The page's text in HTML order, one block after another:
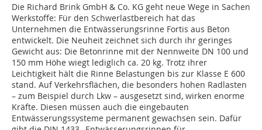
Die Richard Brink GmbH & Co. KG geht neue Wege in Sachen
Werkstoffe: Für den Schwerlastbereich hat das
Unternehmen die Entwässerungsrinne Fortis aus Beton
entwickelt. Die Neuheit zeichnet sich durch ihr geringes
Gewicht aus: Die Betonrinne mit der Nennweite DN 100 und
150 mm Höhe wiegt lediglich ca. 20 kg. Trotz ihrer
Leichtigkeit hält die Rinne Belastungen bis zur Klasse E 600
stand. Auf Verkehrsflächen, die besonders hohen Radlasten
– zum Beispiel durch Lkw – ausgesetzt sind, wirken enorme
Kräfte. Diesen müssen auch die eingebauten
Entwässerungssysteme permanent gewachsen sein. Dafür